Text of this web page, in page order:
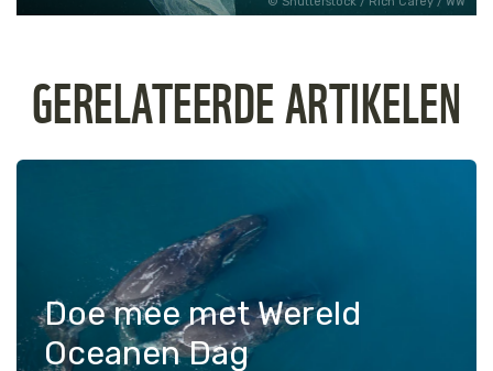
Tuimelaars leven in zee. Lees
meer over deze mooie, maar
GERELATEERDE ARTIKELEN
Doe mee met Wereld
Oceanen Dag